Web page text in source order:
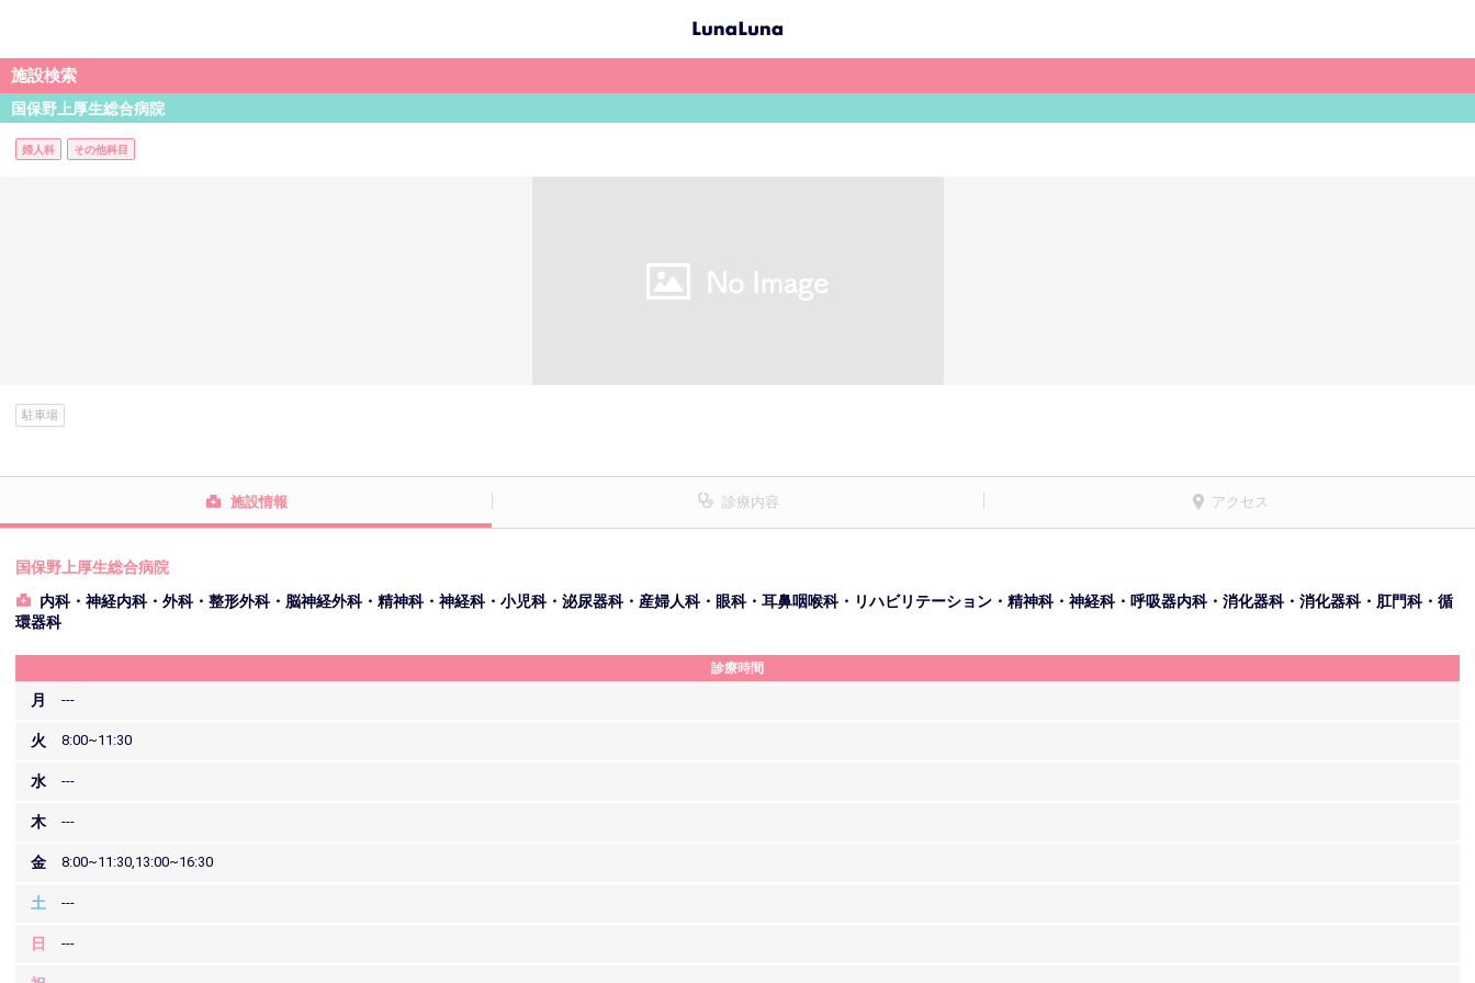
施設検索
国保野上厚生総合病院
婦人科 その他科目
駐車場
施設情報 診療内容 アクセス
国保野上厚生総合病院
内科・神経内科・外科・整形外科・脳神経外科・精神科・神経科・小児科・泌尿器科・産婦人科・眼科・耳鼻咽喉科・リハビリテーション・精神科・神経科・呼吸器内科・消化器科・消化器科・肛門科・循
環器科
診療時間
月 ---
火 8:00~11:30
水 ---
木 ---
金 8:00~11:30,13:00~16:30
土 ---
日 ---